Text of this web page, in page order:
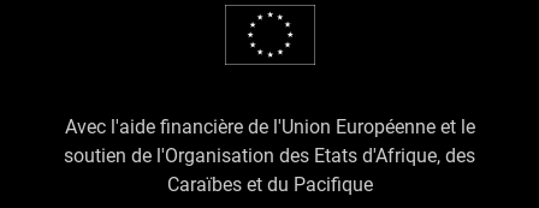
Avec l'aide financière de l'Union Européenne et le
soutien de l'Organisation des Etats d'Afrique, des
Caraïbes et du Pacifique